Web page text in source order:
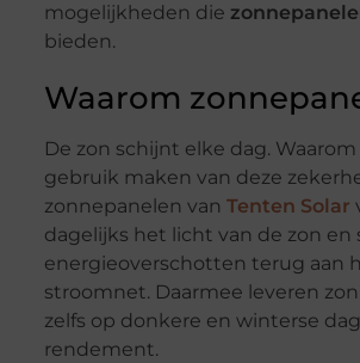
mogelijkheden die
bieden.
Waarom
De zon schijnt elke dag.
gebruik maken van deze
zonnepanelen van Tenten Solar
dagelijks het licht van de zon en
energieoverschotten terug aan
stroomnet. Daarmee leveren
zelfs op donkere en winterse
rendement.